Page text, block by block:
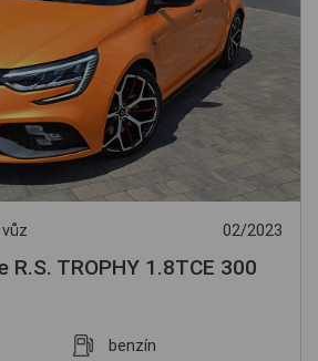
02/2023
R.S. TROPHY 1.8TCE 300
benzín